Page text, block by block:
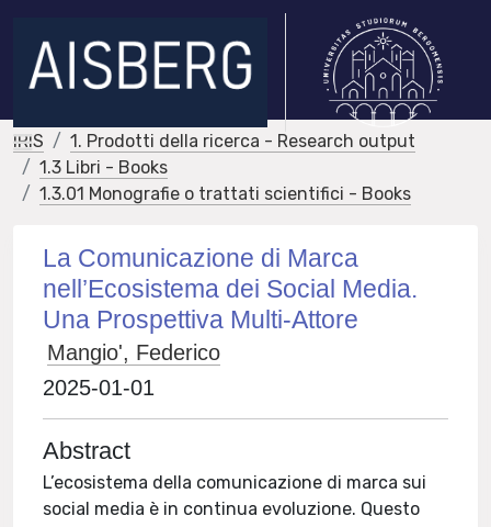
IRIS
1. Prodotti della ricerca - Research output
1.3 Libri - Books
1.3.01 Monografie o trattati scientifici - Books
La Comunicazione di Marca
nell’Ecosistema dei Social Media.
Una Prospettiva Multi-Attore
Mangio', Federico
2025-01-01
Abstract
L’ecosistema della comunicazione di marca sui
social media è in continua evoluzione. Questo